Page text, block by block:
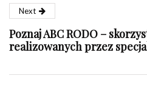
Next
Poznaj ABC RODO –
realizowanych przez